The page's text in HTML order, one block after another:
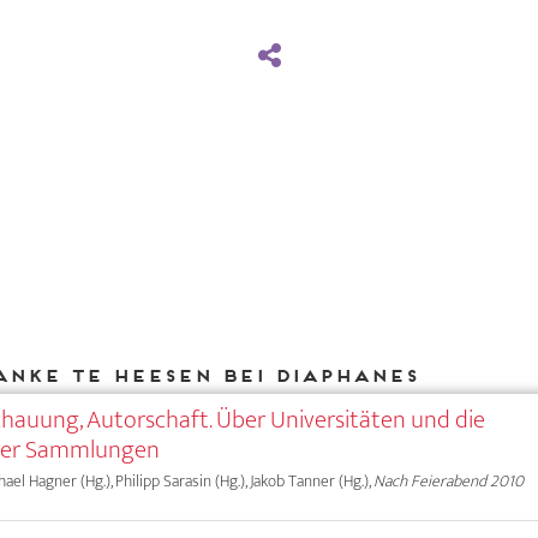
te Heesen bei DIAPHANES
Autorschaft. Über Universitäten und die
Sammlungen
Hagner (Hg.), Philipp Sarasin (Hg.), Jakob Tanner (Hg.),Nach Feierabend 2010